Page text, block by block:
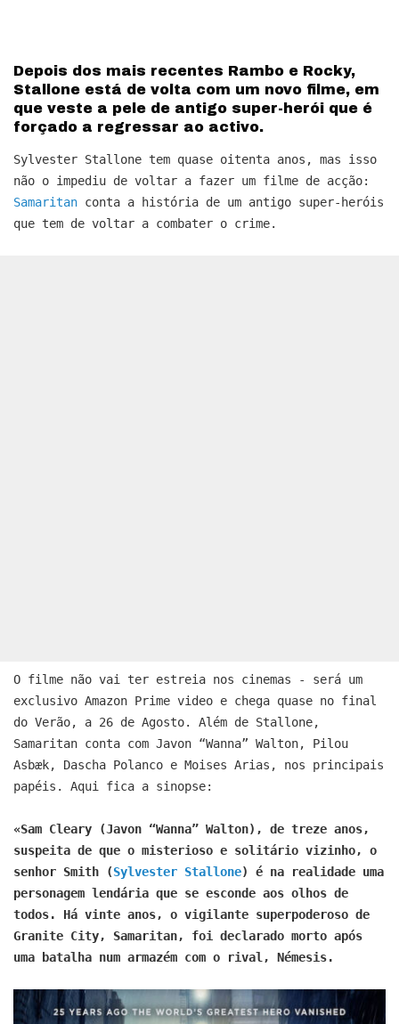
Depois dos mais recentes Rambo e Rocky,
Stallone está de volta com um novo filme, em
que veste a pele de antigo super-herói que é
forçado a regressar ao activo.
Sylvester Stallone tem quase oitenta anos, mas isso
não o impediu de voltar a fazer um filme de acção:
Samaritan conta a história de um antigo super-heróis
que tem de voltar a combater o crime.
O filme não vai ter estreia nos cinemas - será um
exclusivo Amazon Prime video e chega quase no final
do Verão, a 26 de Agosto. Além de Stallone,
Samaritan conta com Javon “Wanna” Walton, Pilou
Asbæk, Dascha Polanco e Moises Arias, nos principais
papéis. Aqui fica a sinopse:
«Sam Cleary (Javon “Wanna” Walton), de treze anos,
suspeita de que o misterioso e solitário vizinho, o
senhor Smith (Sylvester Stallone) é na realidade uma
personagem lendária que se esconde aos olhos de
todos. Há vinte anos, o vigilante superpoderoso de
Granite City, Samaritan, foi declarado morto após
uma batalha num armazém com o rival, Némesis.